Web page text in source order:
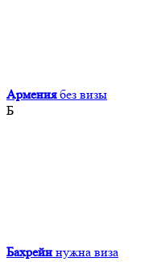
Армения без визы
Б
Бахрейн нужна виза